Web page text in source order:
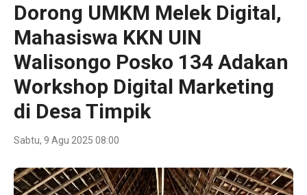
Dorong UMKM Melek Digital,
Mahasiswa KKN UIN
Walisongo Posko 134 Adakan
Workshop Digital Marketing
di Desa Timpik
Sabtu, 9 Agu 2025 08:00